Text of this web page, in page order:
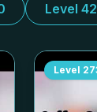
Level
Level